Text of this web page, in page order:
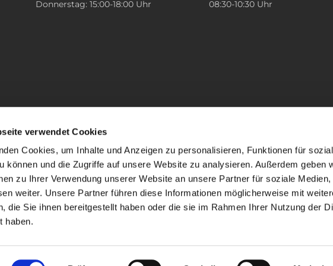
verwendet Cookies
Cookies, um Inhalte und Anzeigen zu personalisieren, Funktionen für
können und die Zugriffe auf unsere Website zu analysieren. Außerdem geben
zu Ihrer Verwendung unserer Website an unsere Partner für soziale Medien,
weiter. Unsere Partner führen diese Informationen möglicherweise mit
die Sie ihnen bereitgestellt haben oder die sie im Rahmen Ihrer Nutzung der
haben.
Donnerstag: 15:00-18:00 Uhr
08:30-10:30 Uhr
Impressum Datenschutzerklärung ChurchDesk-